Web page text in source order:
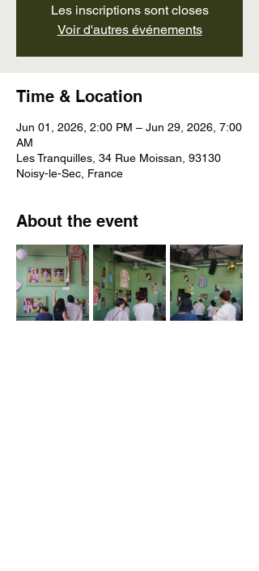
Les inscriptions sont closes
Voir d'autres événements
Time & Location
Jun 01, 2026, 2:00 PM – Jun 29, 2026, 7:00
AM
Les Tranquilles, 34 Rue Moissan, 93130
Noisy-le-Sec, France
About the event